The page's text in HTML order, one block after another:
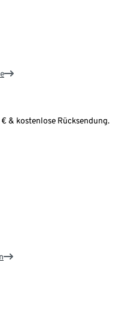
& kostenlose Rücksendung.